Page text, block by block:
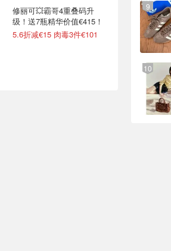
修丽可💥霸哥4重叠码升
级！送7瓶精华价值€415！
5.6折减€15 肉毒3件€101